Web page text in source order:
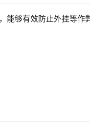
能够有效防止外挂等作